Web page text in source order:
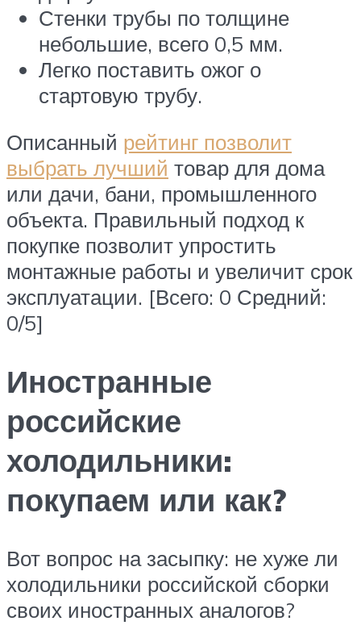
Стенки трубы по толщине
небольшие, всего 0,5 мм.
Легко поставить ожог о
стартовую трубу.
Описанный рейтинг позволит
выбрать лучший товар для дома
или дачи, бани, промышленного
объекта. Правильный подход к
покупке позволит упростить
монтажные работы и увеличит срок
эксплуатации. [Всего: 0 Средний:
0/5]
Иностранные
российские
холодильники:
покупаем или как?
Вот вопрос на засыпку: не хуже ли
холодильники российской сборки
своих иностранных аналогов?